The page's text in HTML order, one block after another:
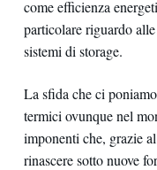
come efficienza
particolare riguardo
sistemi di storage.
La sfida che ci
termici ovunque nel
imponenti che, grazie
rinascere sotto nuove